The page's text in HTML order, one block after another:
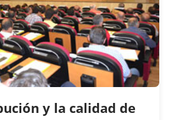
y la calidad de